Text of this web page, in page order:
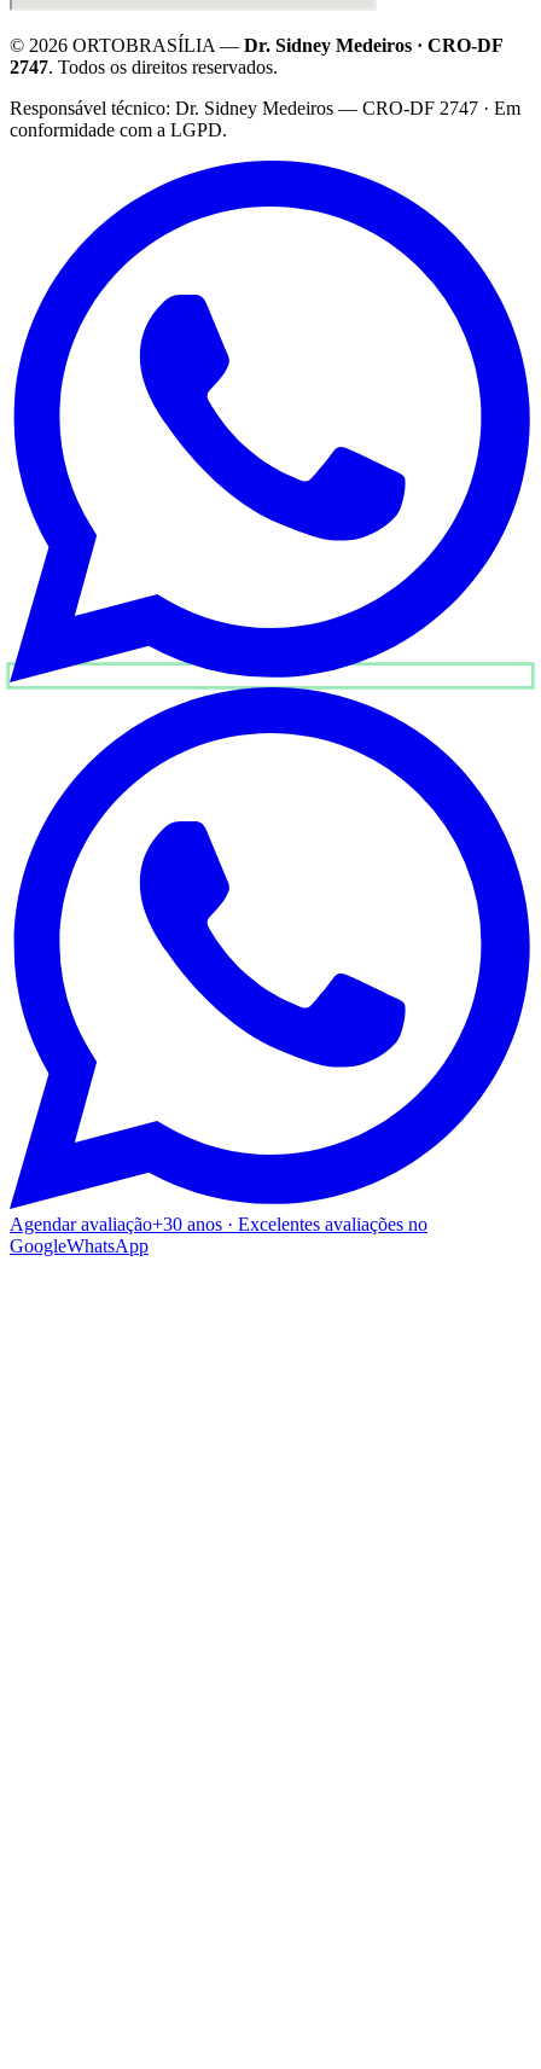
© 2026 ORTOBRASÍLIA — Dr. Sidney Medeiros · CRO-DF
2747. Todos os direitos reservados.
Responsável técnico: Dr. Sidney Medeiros — CRO-DF 2747 · Em
conformidade com a LGPD.
Agendar avaliação+30 anos · Excelentes avaliações no
GoogleWhatsApp